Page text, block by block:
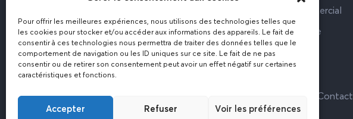
Pour offrir les meilleures expériences, nous utilisons des technologies telles que
les cookies pour stocker et/ou accéder aux informations des appareils. Le fait de
consentir à ces technologies nous permettra de traiter des données telles que le
comportement de navigation ou les ID uniques sur ce site. Le fait de ne pas
consentir ou de retirer son consentement peut avoir un effet négatif sur certaines
caractéristiques et fonctions.
Accepter Refuser Voir les préférences
Bureau, Local commercial
Résidence étudiante
Contact